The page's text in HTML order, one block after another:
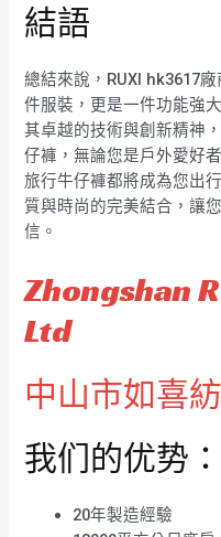
結語
總結來說，RUXI hk3617
件服裝，更是一件功能強
其卓越的技術與創新精神
仔褲，無論您是戶外愛好
旅行牛仔褲都將成為您出
質與時尚的完美結合，讓
信。
Zhongshan
Ltd
中山市如喜
我们的优势：
20年製造經驗